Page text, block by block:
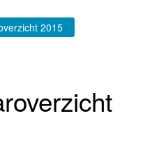
2015